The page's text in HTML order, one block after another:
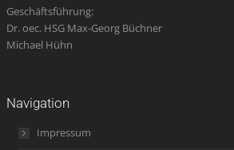
Geschäftsführung:
Dr. oec. HSG Max-Georg Büchner
Michael Hühn
Navigation
Impressum